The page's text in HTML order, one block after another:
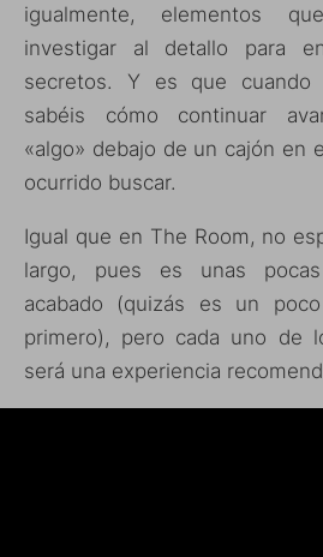
igualmente, elementos
investigar al detallo para
secretos. Y es que
sabéis cómo continuar
«algo» debajo de un cajón en
ocurrido buscar.
Igual que en The Room, no
largo, pues es unas
acabado (quizás es un
primero), pero cada uno de
será una experiencia